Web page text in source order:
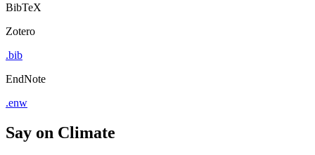
BibTeX
Zotero
.bib
EndNote
.enw
Say on Climate